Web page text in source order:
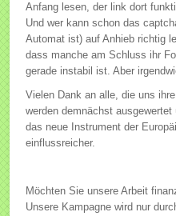
Anfang lesen, der link dort
Und wer kann schon das
Automat ist) auf Anhieb richtig
dass manche am Schluss ihr
gerade instabil ist. Aber
Vielen Dank an alle, die uns
werden demnächst
das neue Instrument der
einflussreicher.
Möchten Sie unsere Arbeit
Unsere Kampagne wird nur